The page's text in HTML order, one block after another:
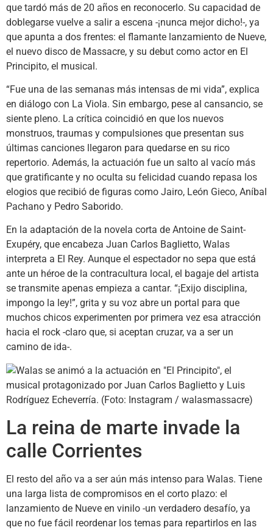
que tardó más de 20 años en reconocerlo. Su capacidad de
doblegarse vuelve a salir a escena -¡nunca mejor dicho!-, ya
que apunta a dos frentes: el flamante lanzamiento de Nueve,
el nuevo disco de Massacre, y su debut como actor en El
Principito, el musical.
“Fue una de las semanas más intensas de mi vida”, explica
en diálogo con La Viola. Sin embargo, pese al cansancio, se
siente pleno. La crítica coincidió en que los nuevos
monstruos, traumas y compulsiones que presentan sus
últimas canciones llegaron para quedarse en su rico
repertorio. Además, la actuación fue un salto al vacío más
que gratificante y no oculta su felicidad cuando repasa los
elogios que recibió de figuras como Jairo, León Gieco, Aníbal
Pachano y Pedro Saborido.
En la adaptación de la novela corta de Antoine de Saint-
Exupéry, que encabeza Juan Carlos Baglietto, Walas
interpreta a El Rey. Aunque el espectador no sepa que está
ante un héroe de la contracultura local, el bagaje del artista
se transmite apenas empieza a cantar. “¡Exijo disciplina,
impongo la ley!”, grita y su voz abre un portal para que
muchos chicos experimenten por primera vez esa atracción
hacia el rock -claro que, si aceptan cruzar, va a ser un
camino de ida-.
La reina de marte invade la
calle Corrientes
El resto del año va a ser aún más intenso para Walas. Tiene
una larga lista de compromisos en el corto plazo: el
lanzamiento de Nueve en vinilo -un verdadero desafío, ya
que no fue fácil reordenar los temas para repartirlos en las